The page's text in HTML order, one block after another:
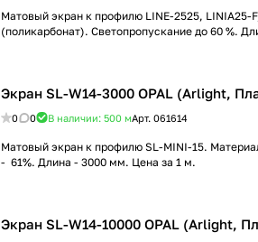
Матовый экран к профилю LINE-2525, LINIA25-
(поликарбонат). Светопропускание до 60 %.
Экран SL-W14-3000 OPAL (Arlight,
0 0 В наличии: 500 мАрт. 061614
Матовый экран к профилю SL-MINI-15.
- 61%. Длина - 3000 мм. Цена за 1 м.
Экран SL-W14-10000 OPAL (Arlight,